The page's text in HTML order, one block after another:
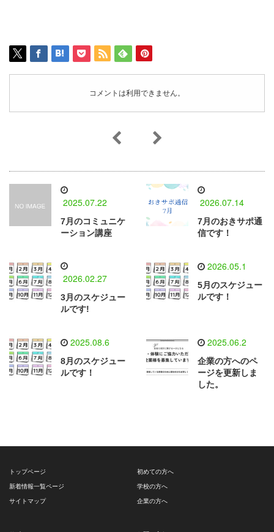
コメントは利用できません。
2025.07.22
7月のコミュニケ
ーション講座
2026.07.14
7月のおきサポ通
信です！
2026.02.27
3月のスケジュー
ルです!
2026.05.1
5月のスケジュー
ルです！
2025.08.6
8月のスケジュー
ルです！
2025.06.2
企業の方へのペ
ージを更新しま
した。
トップページ
新着情報一覧ページ
サイトマップ
初めての方へ
学校の方へ
企業の方へ